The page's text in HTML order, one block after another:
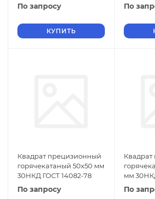
По запросу
КУПИТЬ
По
Квадрат прецизионный
горячекатаный 50х50 мм
30НКД ГОСТ 14082-78
По запросу
мм
По